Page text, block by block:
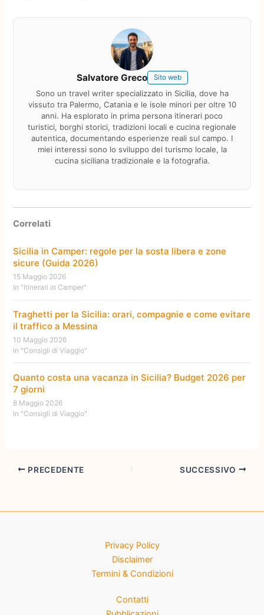
Salvatore Greco Sito web
Sono un travel writer specializzato in Sicilia, dove ha
vissuto tra Palermo, Catania e le isole minori per oltre 10
anni. Ha esplorato in prima persona itinerari poco
turistici, borghi storici, tradizioni locali e cucina regionale
autentica, documentando esperienze reali sul campo. I
miei interessi sono lo sviluppo del turismo locale, la
cucina siciliana tradizionale e la fotografia.
Correlati
Sicilia in Camper: regole per la sosta libera e zone
sicure (Guida 2026)
15 Maggio 2026
In "Itinerari in Camper"
Traghetti per la Sicilia: orari, compagnie e come evitare
il traffico a Messina
10 Maggio 2026
In "Consigli di Viaggio"
Quanto costa una vacanza in Sicilia? Budget 2026 per
7 giorni
8 Maggio 2026
In "Consigli di Viaggio"
PRECEDENTE SUCCESSIVO
Privacy Policy
Disclaimer
Termini & Condizioni
Contatti